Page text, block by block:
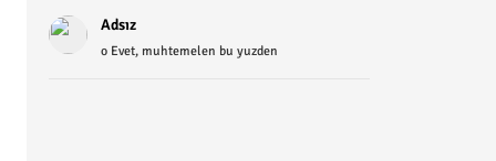
Adsız
o Evet, muhtemelen bu yuzden